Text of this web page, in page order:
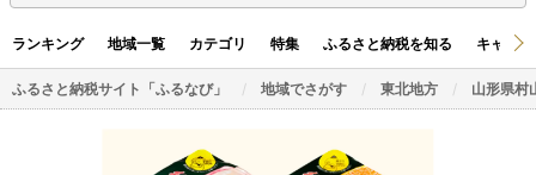
ランキング 地域一覧 カテゴリ 特集 ふるさと納税を知る キャン
ふるさと納税サイト「ふるなび」 地域でさがす 東北地方 山形県村